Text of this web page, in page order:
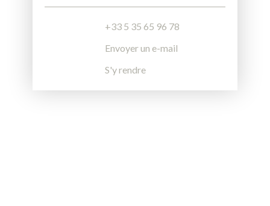
+33 5 35 65 96 78
Envoyer un e-mail
S'y rendre